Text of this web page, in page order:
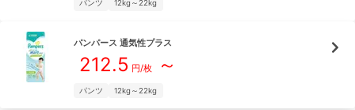
パンツ 12kg～22kg
パンパース 通気性プラス
212.5 円/枚～
パンツ 12kg～22kg